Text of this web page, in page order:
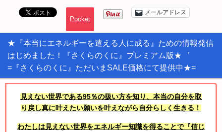
Pocket
メールアドレス
★『本当にエネルギーを遣える人に成る』ための情報発信
はじめました！『さくらのくに』プレミアム版★゛
=『さくらのくに』ただいまSALE価格にて提供中★=
見えない世界である95％の扱い方を知り、本当の自分を取
り戻し真に叶えたい願いを叶えながら自分らしく生きる！
わたしは見えない世界をエネルギー知識を得ることで『信じ